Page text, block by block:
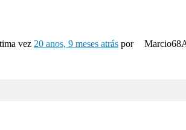
vez 20 anos, 9 meses atráspor